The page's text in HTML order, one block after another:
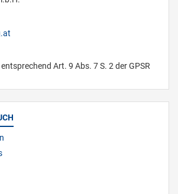
Art. 9 Abs. 7 S. 2 der GPSR